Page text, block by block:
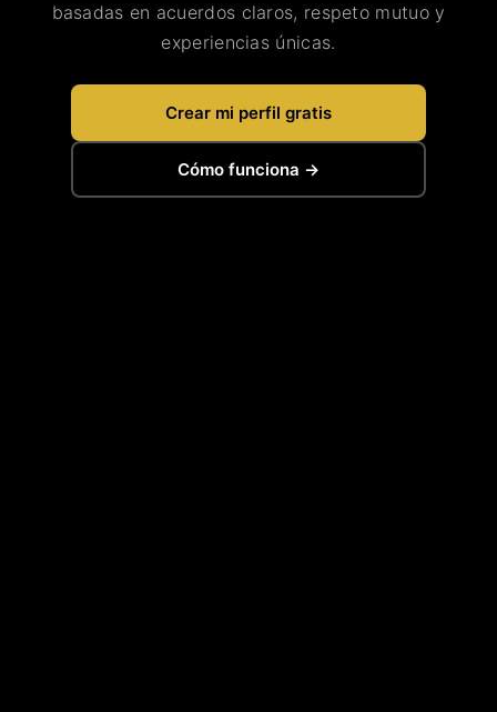
basadas en acuerdos claros, respeto mutuo y
experiencias únicas.
Crear mi perfil gratis
Cómo funciona →